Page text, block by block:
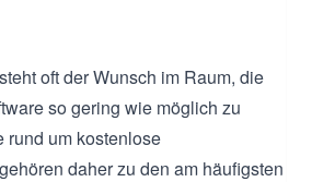
oft der Wunsch im Raum, die
so gering wie möglich zu
rund um kostenlose
daher zu den am häufigsten